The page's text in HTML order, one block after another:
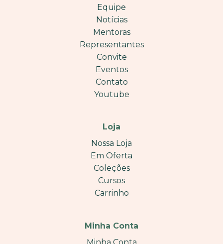
Equipe
Notícias
Mentoras
Representantes
Convite
Eventos
Contato
Youtube
Loja
Nossa Loja
Em Oferta
Coleções
Cursos
Carrinho
Minha Conta
Minha Conta